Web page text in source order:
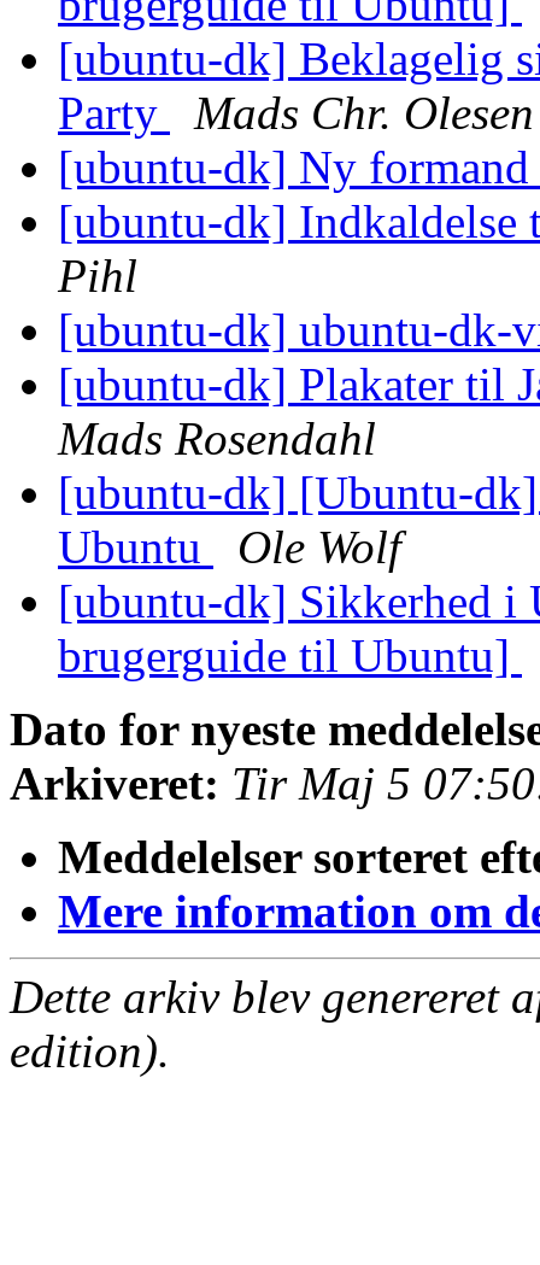
[ubuntu-dk] Beklagelig
Party
Mads Chr. Olesen
[ubuntu-dk] Ny
[ubuntu-dk]
Pihl
[ubuntu-dk] ubuntu-dk-
[ubuntu-dk] Plakater til
Mads Rosendahl
[ubuntu-dk] [Ubuntu-
Ubuntu
Ole Wolf
[ubuntu-dk] Sikkerhed i
brugerguide til Ubuntu]
Dato for nyeste
Arkiveret: Tir Maj 5
Meddelelser sorteret
Mere information om
Dette arkiv blev genereret
edition).